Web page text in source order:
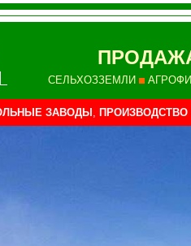
СЕЛЬХОЗЗЕМЛИ
ЗАВОДЫ , ПРОИЗВОДСТВО